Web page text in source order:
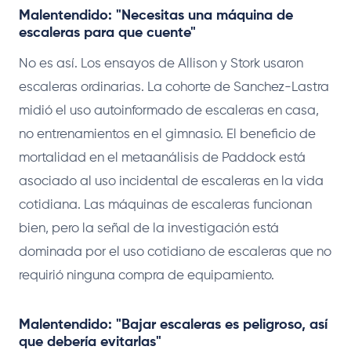
Malentendido: "Necesitas una máquina de
escaleras para que cuente"
No es así. Los ensayos de Allison y Stork usaron
escaleras ordinarias. La cohorte de Sanchez-Lastra
midió el uso autoinformado de escaleras en casa,
no entrenamientos en el gimnasio. El beneficio de
mortalidad en el metaanálisis de Paddock está
asociado al uso incidental de escaleras en la vida
cotidiana. Las máquinas de escaleras funcionan
bien, pero la señal de la investigación está
dominada por el uso cotidiano de escaleras que no
requirió ninguna compra de equipamiento.
Malentendido: "Bajar escaleras es peligroso, así
que debería evitarlas"